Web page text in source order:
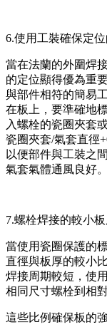
6.使用工裝確保定
當在法蘭的外圍焊
的定位顯得優為重
與部件相符的簡易
在板上，要準確地
入螺栓的瓷圈夾套
瓷圈夾套/氣套直徑
以便部件與工裝之
氣套氣體通風良好。
7.螺栓焊接的較小
當使用瓷圈保護的
直徑與板厚的較小
焊接周期較短，使
相同尺寸螺栓到相
這些比例確保板的